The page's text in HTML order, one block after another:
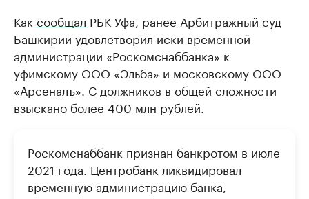
Как сообщал РБК Уфа, ранее Арбитражный суд
Башкирии удовлетворил иски временной
администрации «Роскомснаббанка» к
уфимскому ООО «Эльба» и московскому ООО
«Арсеналъ». С должников в общей сложности
взыскано более 400 млн рублей.
Роскомснаббанк признан банкротом в июле
2021 года. Центробанк ликвидировал
временную администрацию банка,